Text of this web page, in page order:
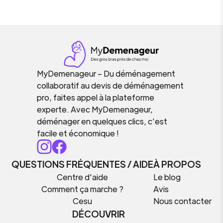
MyDemenageur – Du déménagement
collaboratif au devis de déménagement
pro, faites appel à la plateforme
experte. Avec MyDemenageur,
déménager en quelques clics, c’est
facile et économique !
QUESTIONS FRÉQUENTES / AIDE
Centre d'aide
Comment ça marche ?
Cesu
À PROPOS
Le blog
Avis
Nous contacter
DÉCOUVRIR